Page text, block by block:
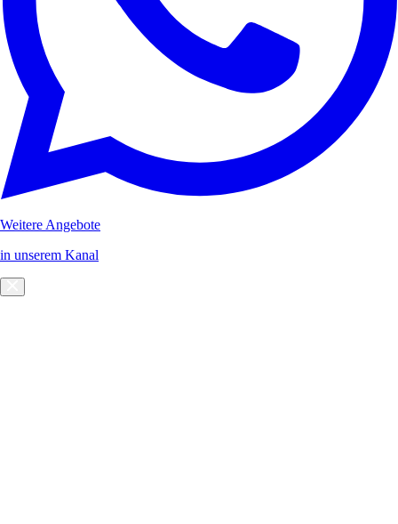
Weitere Angebote
in unserem Kanal